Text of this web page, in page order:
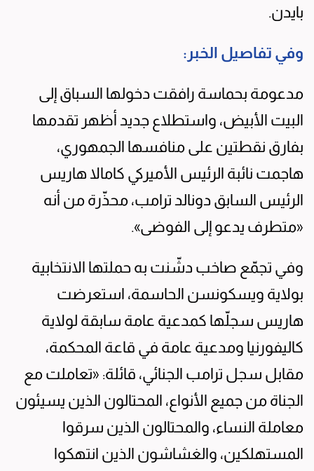
بايدن.
وفي تفاصيل الخبر:
مدعومة بحماسة رافقت دخولها السباق إلى
البيت الأبيض، واستطلاع جديد أظهر تقدمها
بفارق نقطتين على منافسها الجمهوري،
هاجمت نائبة الرئيس الأميركي كامالا هاريس
الرئيس السابق دونالد ترامب، محذّرة من أنه
«متطرف يدعو إلى الفوضى».
وفي تجمّع صاخب دشّنت به حملتها الانتخابية
بولاية ويسكونسن الحاسمة، استعرضت
هاريس سجلّها كمدعية عامة سابقة لولاية
كاليفورنيا ومدعية عامة في قاعة المحكمة،
مقابل سجل ترامب الجنائي، قائلة: «تعاملت مع
الجناة من جميع الأنواع، المحتالون الذين يسيئون
معاملة النساء، والمحتالون الذين سرقوا
المستهلكين، والغشاشون الذين انتهكوا